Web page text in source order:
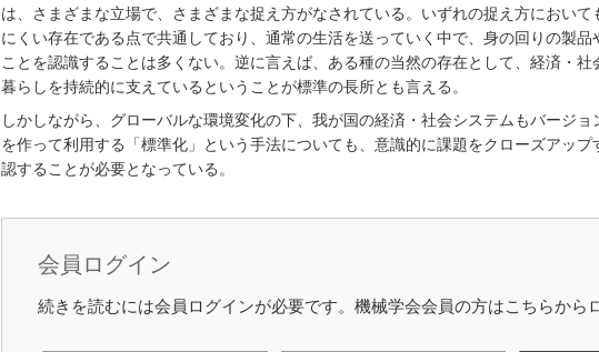
は、さまざまな立場で、さまざまな捉え方がなされている。いずれの捉え方におい
にくい存在である点で共通しており、通常の生活を送っていく中で、身の回りの製
ことを認識することは多くない。逆に言えば、ある種の当然の存在として、経済・
暮らしを持続的に支えているということが標準の長所とも言える。
しかしながら、グローバルな環境変化の下、我が国の経済・社会システムもバージョ
を作って利用する「標準化」という手法についても、意識的に課題をクローズアッ
認することが必要となっている。
会員ログイン
続きを読むには会員ログインが必要です。機械学会会員の方はこちらから